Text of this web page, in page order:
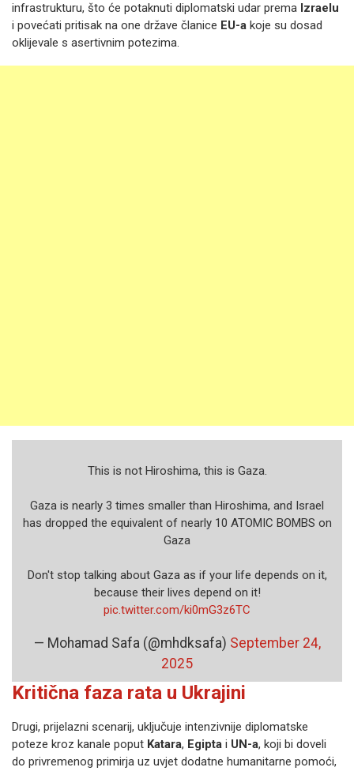
infrastrukturu, što će potaknuti diplomatski udar prema Izraelu
i povećati pritisak na one države članice EU-a koje su dosad
oklijevale s asertivnim potezima.
This is not Hiroshima, this is Gaza.
Gaza is nearly 3 times smaller than Hiroshima, and Israel
has dropped the equivalent of nearly 10 ATOMIC BOMBS on
Gaza
Don't stop talking about Gaza as if your life depends on it,
because their lives depend on it!
pic.twitter.com/ki0mG3z6TC
— Mohamad Safa (@mhdksafa) September 24,
2025
Kritična faza rata u Ukrajini
Drugi, prijelazni scenarij, uključuje intenzivnije diplomatske
poteze kroz kanale poput Katara, Egipta i UN-a, koji bi doveli
do privremenog primirja uz uvjet dodatne humanitarne pomoći,